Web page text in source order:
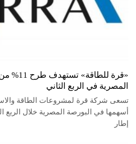
«قرة
المصرية في الربع الثاني
أسهمها في البورصة المصرية خلال الربع
إطار